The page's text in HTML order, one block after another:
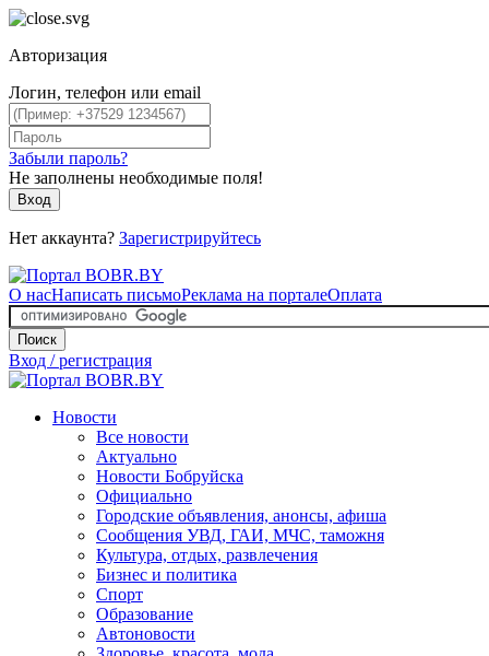
Авторизация
Логин, телефон или email
Забыли пароль?
Не заполнены необходимые поля!
Вход
Нет аккаунта? Зарегистрируйтесь
О насНаписать письмоРеклама на порталеОплата
Поиск
Вход / регистрация
Новости
Все новости
Актуально
Новости Бобруйска
Официально
Городские объявления, анонсы, афиша
Сообщения УВД, ГАИ, МЧС, таможня
Культура, отдых, развлечения
Бизнес и политика
Спорт
Образование
Автоновости